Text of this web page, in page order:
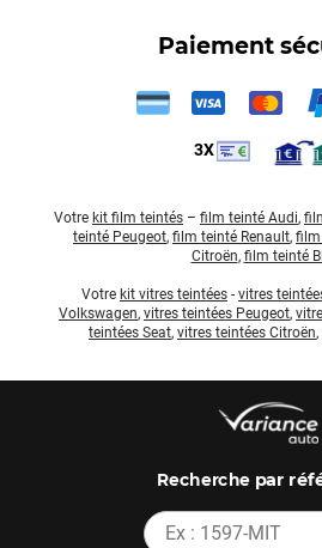
Paiement
3X
Votre kit film teintés – film teinté Audi,
teinté Peugeot, film teinté Renault, film
Citroën, film teinté
Votre kit vitres teintées - vitres
Volkswagen, vitres teintées Peugeot,
teintées Seat, vitres teintées Citroën,
Recherchepar